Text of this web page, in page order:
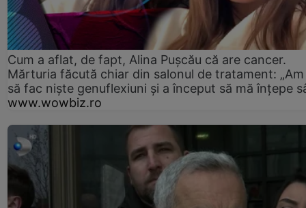
Cum a aflat, de fapt, Alina Pușcău că are cancer.
Mărturia făcută chiar din salonul de tratament:
să fac niște genuflexiuni și a început să mă înțepe
www.wowbiz.ro